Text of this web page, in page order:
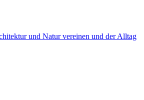
und Natur vereinen und der Alltag